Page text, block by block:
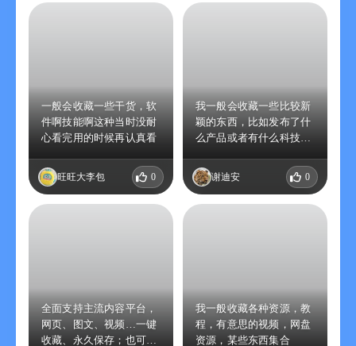
一般会收藏一些干货，软
件啊技能啊这种当时没耐
心看完用的时候再认真看
旺旺大李包 0
我一般会收藏一些比较新
颖的东西，比如发布了什
么产品或者有什么科技爆
谢迪安 0
全面支持主流内容平台，
网页、图文、视频…一键
收藏、永久保存；也可以
我一般收藏各种资源，教
程，有意思的视频，网盘
资源，某些东西集合